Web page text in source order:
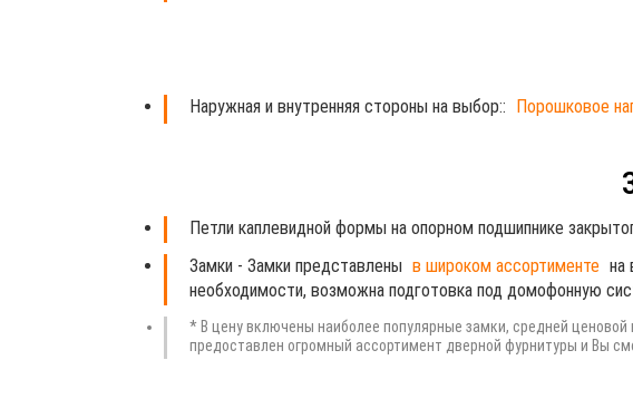
Наружная и внутренняя стороны на выбор:: Порошковое
Петли каплевидной формы на опорном подшипнике
Замки - Замки представлены в широком ассортименте на
необходимости, возможна подготовка под домофонную
* В цену включены наиболее популярные замки, средней
предоставлен огромный ассортимент дверной фурнитуры и Вы